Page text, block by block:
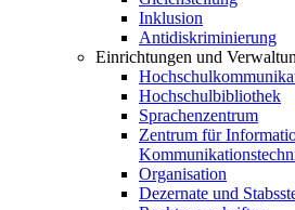
Inklusion
Antidiskriminierung
Einrichtungen und
Hochschulbibliothek
Sprachenzentrum
Zentrum für
Organisation
Dezernate und